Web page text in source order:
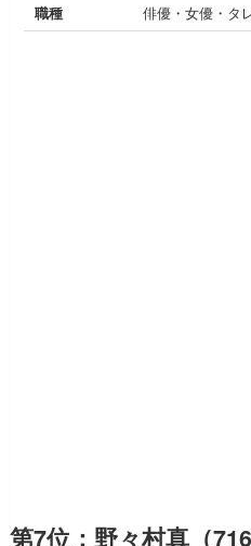
職種
俳優・女優・タ
第7位：野々村真（716